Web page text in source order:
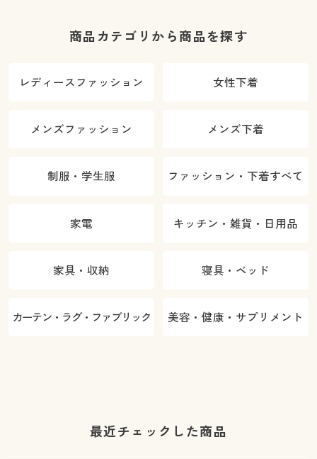
商品カテゴリから商品を探す
レディースファッション 女性下着
メンズファッション メンズ下着
制服・学生服 ファッション・下着すべて
家電 キッチン・雑貨・日用品
家具・収納 寝具・ベッド
カーテン・ラグ・ファブリック 美容・健康・サプリメント
最近チェックした商品